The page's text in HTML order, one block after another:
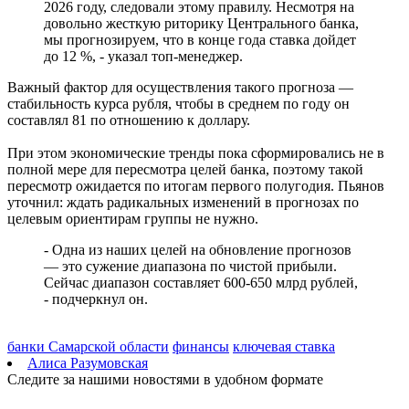
08.08.2026 | 20:01
Состав ХК ЦСК ВВС пополнили два нападающих
08.08.2026 | 19:39
Вячеслав Федорищев: "В Самарской области сильные,
спортивные и талантливые люди"
08.08.2026 | 19:11
8 августа самарские "Крылья Советов" на домашнем стадионе
уступили "Балтике"
08.08.2026 | 18:41
Вячеслав Федорищев: "У нас очень сильная федерация
прыжков на батуте"
08.08.2026 | 17:57
Самарцев приглашают на бесплатные тренировки 9 августа
08.08.2026 | 17:38
8 августа в Самаре косят траву на 20-ти улицах
08.08.2026 | 17:08
Школы Самарской области перейдут на обновленную
программу с 1 сентября
08.08.2026 | 16:39
предупреждение
08.08.2026 | 16:30
Вячеслав Федорищев вручил награды спортсменам, тренерам
2026 году, следовали этому правилу. Несмотря на
довольно жесткую риторику Центрального банка,
мы прогнозируем, что в конце года ставка дойдет
до 12 %, - указал топ-менеджер.
Важный фактор для осуществления такого прогноза —
стабильность курса рубля, чтобы в среднем по году он
составлял 81 по отношению к доллару.
При этом экономические тренды пока сформировались не в
полной мере для пересмотра целей банка, поэтому такой
пересмотр ожидается по итогам первого полугодия. Пьянов
уточнил: ждать радикальных изменений в прогнозах по
целевым ориентирам группы не нужно.
- Одна из наших целей на обновление прогнозов
— это сужение диапазона по чистой прибыли.
Сейчас диапазон составляет 600-650 млрд рублей,
- подчеркнул он.
банки Самарской области финансы ключевая ставка
Алиса Разумовская
Следите за нашими новостями в удобном формате